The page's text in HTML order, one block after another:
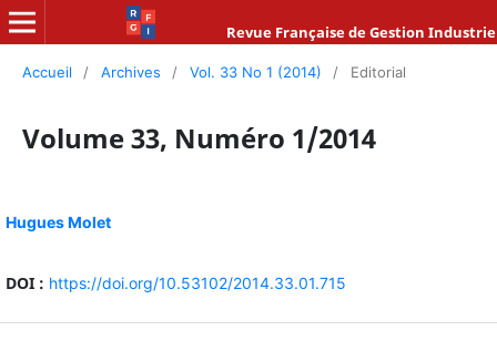
Revue Française de Gestion
Accueil / Archives / Vol. 33 No 1 (2014) / Editorial
Volume 33, Numéro 1/2014
Hugues Molet
DOI : https://doi.org/10.53102/2014.33.01.715